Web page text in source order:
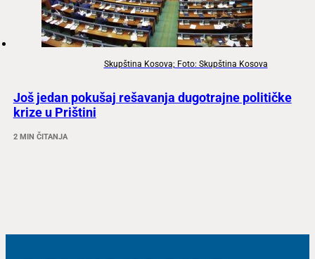
Skupština Kosova; Foto: Skupština Kosova
Još jedan pokušaj rešavanja dugotrajne političke
krize u Prištini
2 MIN ČITANJA